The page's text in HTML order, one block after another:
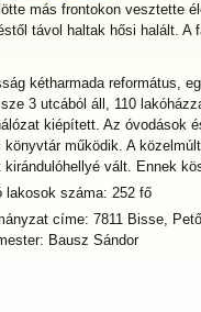
más frontokon vesztette
távol haltak hősi halált. A
kétharmada református,
3 utcából áll, 110
kiépített. Az óvodások
könyvtár működik. A
kirándulóhellyé vált. Ennek
lakosok száma: 252 fő
címe: 7811 Bisse,
Bausz Sándor